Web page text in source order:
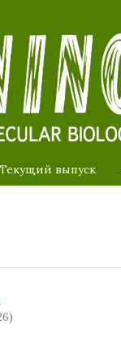
Текущий выпуск